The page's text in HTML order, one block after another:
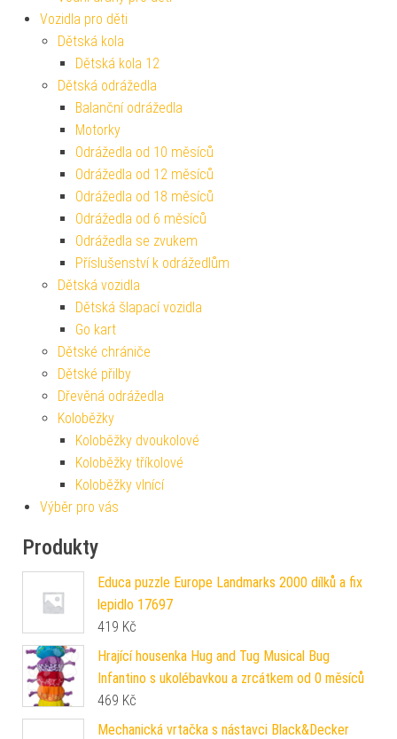
Vozidla pro děti
Dětská kola
Dětská kola 12
Dětská odrážedla
Balanční odrážedla
Motorky
Odrážedla od 10 měsíců
Odrážedla od 12 měsíců
Odrážedla od 18 měsíců
Odrážedla od 6 měsíců
Odrážedla se zvukem
Příslušenství k odrážedlům
Dětská vozidla
Dětská šlapací vozidla
Go kart
Dětské chrániče
Dětské přilby
Dřevěná odrážedla
Koloběžky
Koloběžky dvoukolové
Koloběžky tříkolové
Koloběžky vlnící
Výběr pro vás
Produkty
Educa puzzle Europe Landmarks 2000 dílků a fix
lepidlo 17697
419 Kč
Hrající housenka Hug and Tug Musical Bug
Infantino s ukolébavkou a zrcátkem od 0 měsíců
469 Kč
Mechanická vrtačka s nástavci Black&Decker